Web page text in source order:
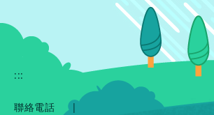
:::
聯絡電話
|